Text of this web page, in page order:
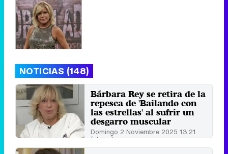
NOTICIAS (148)
Bárbara Rey se retira de la
repesca de 'Bailando con
las estrellas' al sufrir un
desgarro muscular
Domingo 2 Noviembre 2025 13:21
(ahora)